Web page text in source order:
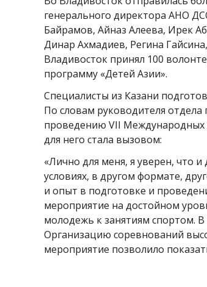
генерального директора АНО
Байрамов, Айназ Алеева, Ирек
Динар Ахмадиев, Регина
Владивосток принял 100
программу «Детей Азии».
Специалисты из Казани
По словам руководителя
проведению VII Международных
для него стала вызовом:
«Лично для меня, я уверен, что
условиях, в другом формате,
и опыт в подготовке и
мероприятие на достойном
молодежь к занятиям спортом. В
Организацию соревнований
мероприятие позволило